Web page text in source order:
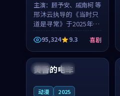
主演： 顾予安、戚南柯 等
邢沐云执导的《当时只
道是寻常》于2025年面
世，泰国的城市气质与
母女情深的人物心境共
同构筑了影片基调。顾
予安、戚南柯用细腻的
表演撑起整部喜剧电
95,324 9.3 喜剧
日本 4K
黄昏的电车
动漫 2025